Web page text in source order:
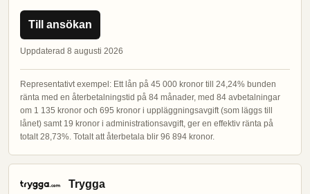
Till ansökan
Uppdaterad 8 augusti 2026
Representativt exempel: Ett lån på 45 000 kronor till 24,24% bunden
ränta med en återbetalningstid på 84 månader, med 84 avbetalningar
om 1 135 kronor och 695 kronor i uppläggningsavgift (som läggs till
lånet) samt 19 kronor i administrationsavgift, ger en effektiv ränta på
totalt 28,73%. Totalt att återbetala blir 96 894 kronor.
Trygga